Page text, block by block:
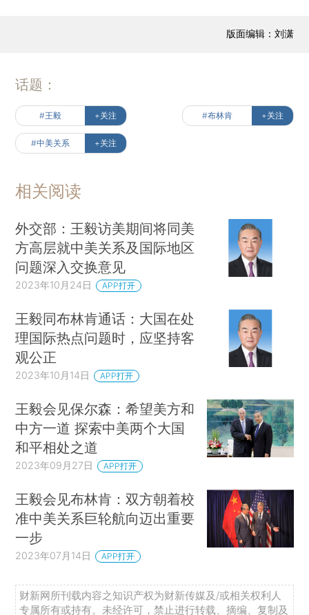
版面编辑：刘潇
话题：
#王毅 +关注 #布林肯 +关注
#中美关系 +关注
相关阅读
外交部：王毅访美期间将同美
方高层就中美关系及国际地区
问题深入交换意见
2023年10月24日 APP打开
王毅同布林肯通话：大国在处
理国际热点问题时，应坚持客
观公正
2023年10月14日 APP打开
王毅会见保尔森：希望美方和
中方一道 探索中美两个大国
和平相处之道
2023年09月27日 APP打开
王毅会见布林肯：双方朝着校
准中美关系巨轮航向迈出重要
一步
2023年07月14日 APP打开
财新网所刊载内容之知识产权为财新传媒及/或相关权利人
专属所有或持有。未经许可，禁止进行转载、摘编、复制及